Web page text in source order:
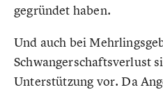
gegründet haben.
Und auch bei
Schwangerschaftsverlust
Unterstützung vor. Da